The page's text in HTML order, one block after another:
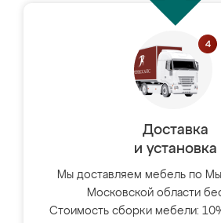
Доставка
и установка
Мы доставляем мебель по
Московской области
Стоимость сборки мебели: